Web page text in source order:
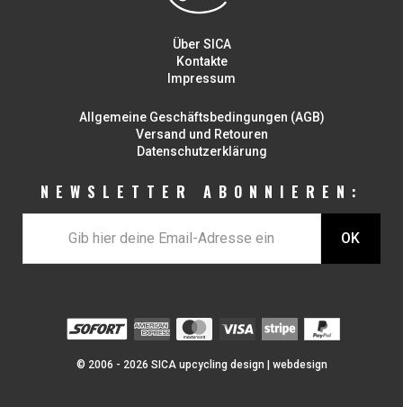
Über SICA
Kontakte
Impressum
Allgemeine Geschäftsbedingungen (AGB)
Versand und Retouren
Datenschutzerklärung
NEWSLETTER ABONNIEREN:
© 2006 - 2026 SICA upcycling design | webdesign